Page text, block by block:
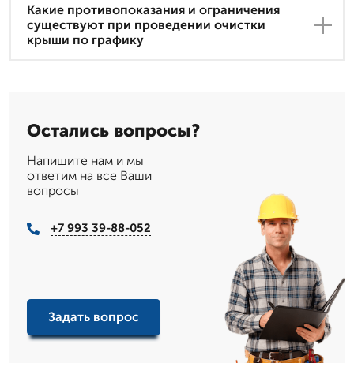
Какие противопоказания и ограничения
существуют при проведении очистки
крыши по графику
Остались вопросы?
Напишите нам и мы
ответим на все Ваши
вопросы
+7 993 39-88-052
Задать вопрос